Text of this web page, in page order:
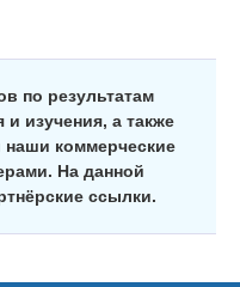
по результатам
и изучения, а также
коммерческие
На данной
ссылки.